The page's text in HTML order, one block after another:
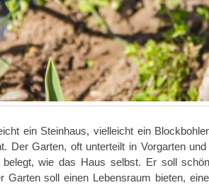
ein Steinhaus, vielleicht ein
Der Garten, oft unterteilt in Vorgarten
belegt, wie das Haus selbst. Er soll
Garten soll einen Lebensraum bieten,